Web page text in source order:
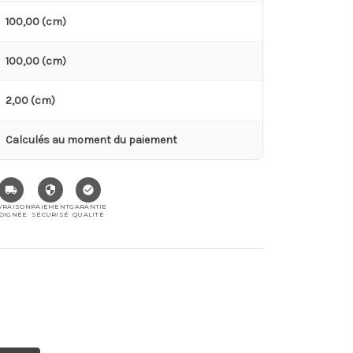
100,00 (cm)
100,00 (cm)
2,00 (cm)
Calculés au moment du paiement
PAIEMENT
SÉCURISÉ
GARANTIE
QUALITÉ